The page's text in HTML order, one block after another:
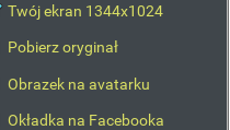
Twój ekran 1344x1024
Pobierz oryginał
Obrazek na avatarku
Okładka na Facebooka